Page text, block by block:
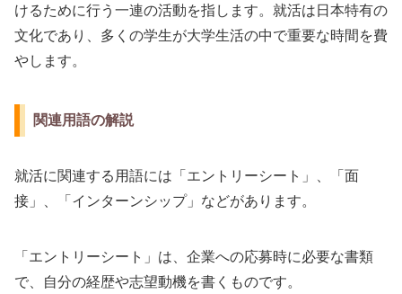
けるために行う一連の活動を指します。就活は日本特有の
文化であり、多くの学生が大学生活の中で重要な時間を費
やします。
関連用語の解説
就活に関連する用語には「エントリーシート」、「面
接」、「インターンシップ」などがあります。
「エントリーシート」は、企業への応募時に必要な書類
で、自分の経歴や志望動機を書くものです。